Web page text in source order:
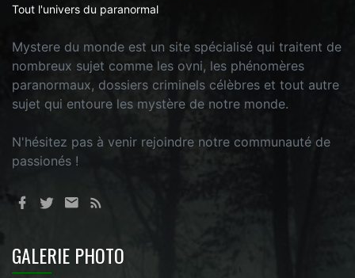
Tout l'univers du paranormal
Mystere du monde est un site spécialisé qui traitent de
nombreux sujet comme les ovni, les phénomères
paranormaux, dossiers criminels célèbres et tout autre
sujet qui entoure les mystère de notre monde.
N'hésitez pas à venir rejoindre notre communauté de
passionés !
GALERIE PHOTO